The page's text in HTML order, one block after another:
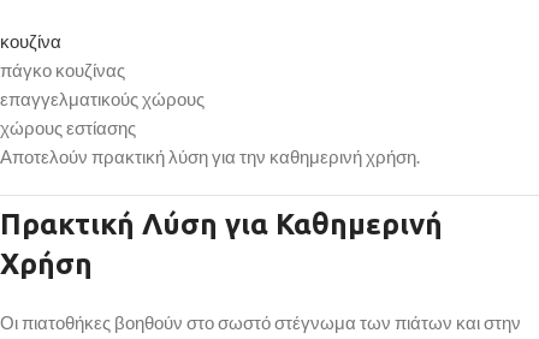
κουζίνα
πάγκο κουζίνας
επαγγελματικούς χώρους
χώρους εστίασης
Αποτελούν πρακτική λύση για την καθημερινή χρήση.
Πρακτική Λύση για Καθημερινή
Χρήση
Οι πιατοθήκες βοηθούν στο σωστό στέγνωμα των πιάτων και στην